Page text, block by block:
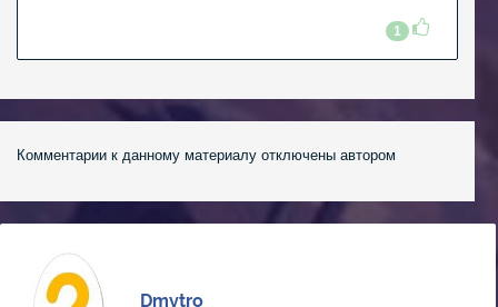
1
Комментарии к данному материалу отключены автором
Dmytro